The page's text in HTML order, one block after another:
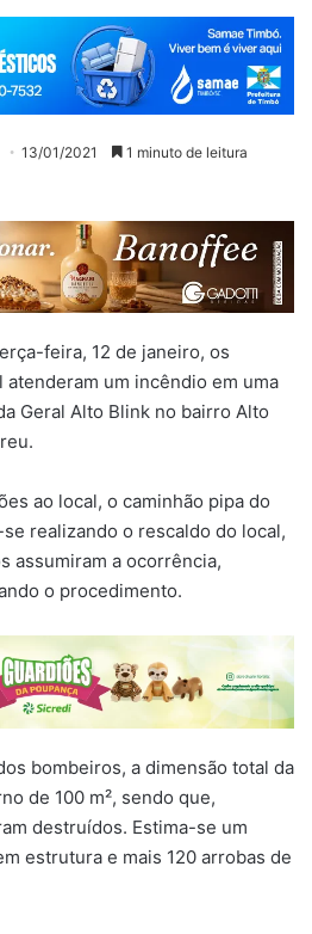
13/01/2021 1 minuto de leitura
feira, 12 de janeiro, os
atenderam um incêndio em uma
Geral Alto Blink no bairro Alto
ao local, o caminhão pipa do
realizando o rescaldo do local,
assumiram a ocorrência,
o procedimento.
bombeiros, a dimensão total da
de 100 m², sendo que,
destruídos. Estima-se um
estrutura e mais 120 arrobas de